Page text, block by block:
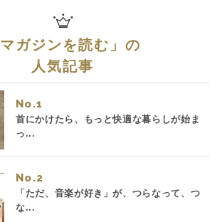
マガジンを読む 」の
人気記事
No.
首にかけたら、もっと快適な暮らしが始ま
っ...
No.
「ただ、音楽が好き」が、つらなって、つ
な...